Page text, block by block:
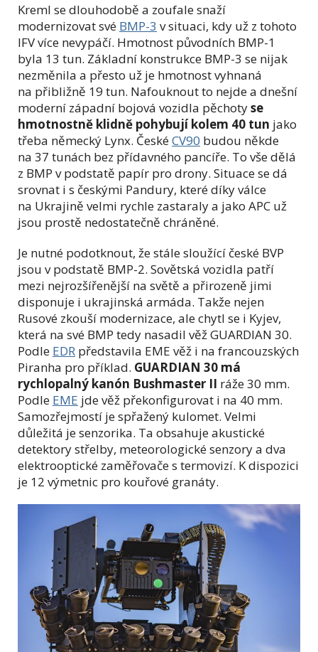
Kreml se dlouhodobě a zoufale snaží
modernizovat své BMP-3 v situaci, kdy už z tohoto
IFV více nevypáčí. Hmotnost původních BMP-1
byla 13 tun. Základní konstrukce BMP-3 se nijak
nezměnila a přesto už je hmotnost vyhnaná
na přibližně 19 tun. Nafouknout to nejde a dnešní
moderní západní bojová vozidla pěchotyse
hmotnostně klidně pohybují kolem 40 tun jako
třeba německý Lynx. ČeskéCV90 budou někde
na 37 tunách bez přídavného pancíře. To vše dělá
z BMP v podstatě papír pro drony. Situace se dá
srovnat i s českými Pandury, které díky válce
na Ukrajině velmi rychle zastaraly a jako APC už
jsou prostě nedostatečně chráněné.
Je nutné podotknout, že stále sloužící české BVP
jsou v podstatě BMP-2. Sovětská vozidla patří
mezi nejrozšířenější na světě a přirozeně jimi
disponuje i ukrajinská armáda. Takže nejen
Rusové zkouší modernizace, ale chytl se i Kyjev,
která na své BMP tedy nasadil věž GUARDIAN 30.
Podle EDR představila EME věž i na francouzských
Piranha pro příklad. GUARDIAN 30 má
rychlopalný kanón Bushmaster II ráže 30 mm.
Podle EME jde věž překonfigurovat i na 40 mm.
Samozřejmostí je spřažený kulomet. Velmi
důležitá je senzorika. Ta obsahuje akustické
detektory střelby, meteorologické senzory a dva
elektrooptické zaměřovače s termovizí. K dispozici
je 12 výmetnic pro kouřové granáty.